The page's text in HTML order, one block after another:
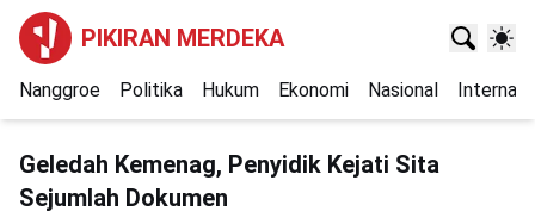
PIKIRAN MERDEKA
Nanggroe Politika Hukum Ekonomi Nasional
Geledah Kemenag, Penyidik Kejati Sita
Sejumlah Dokumen